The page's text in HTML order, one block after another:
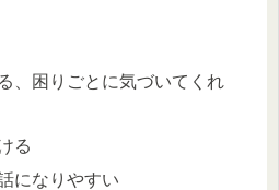
、困りごとに気づいてくれ
る
になりやすい